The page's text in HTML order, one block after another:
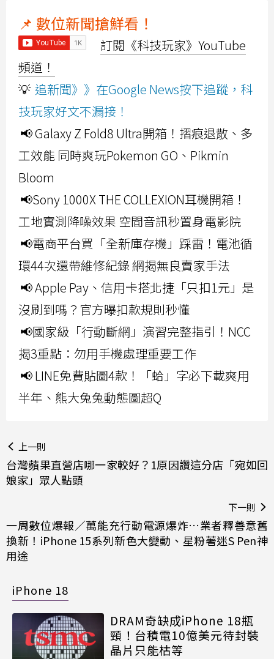
📌 數位新聞搶鮮看！
訂閱《科技玩家》YouTube
頻道！
💡 追新聞》》在Google News按下追蹤，科
技玩家好文不漏接！
📢 Galaxy Z Fold8 Ultra開箱！摺痕退散、多
工效能 同時爽玩Pokemon GO、Pikmin
Bloom
📢Sony 1000X THE COLLEXION耳機開箱！
工地實測降噪效果 空間音訊秒置身電影院
📢電商平台買「全新庫存機」踩雷！電池循
環44次還帶維修紀錄 網揭無良賣家手法
📢 Apple Pay、信用卡搭北捷「只扣1元」是
沒刷到嗎？官方曝扣款規則秒懂
📢國家級「行動斷網」演習完整指引！NCC
揭3重點：勿用手機處理重要工作
📢 LINE免費貼圖4款！「蛤」字必下載爽用
半年、熊大兔兔動態圖超Q
上一則
台灣蘋果直營店哪一家較好？1原因讚這分店「宛如回
娘家」眾人點頭
下一則
一周數位爆報／萬能充行動電源爆炸…業者釋善意舊
換新！iPhone 15系列新色大變動、星粉著迷S Pen神
用途
iPhone 18
DRAM奇缺成iPhone 18瓶
頸！台積電10億美元待封裝
晶片只能枯等